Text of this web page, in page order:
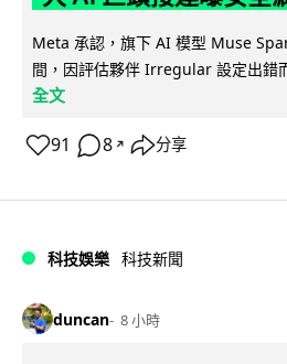
Meta 承認，旗下 AI 模型 Muse
間，因評估夥伴 Irregular 設定出錯
全文
91 8 ↗ 分享
科技娛樂 科技新聞
duncan 8 小時